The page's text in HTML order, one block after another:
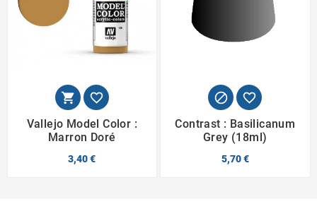
 
Vallejo Model Color :
Marron Doré
3,40 €
 
Contrast : Basilicanum
Grey (18ml)
5,70 €